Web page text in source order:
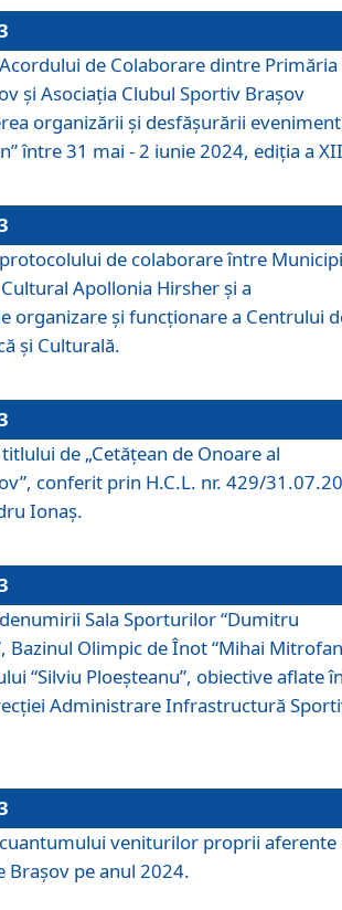
de Colaborare dintre Primăria
și Asociația Clubul Sportiv Brașov
organizării și desfășurării
între 31 mai - 2 iunie 2024, ediția a
de colaborare între
Apollonia Hirsher și a
organizare și funcționare a Centrului
și Culturală.
de „Cetățean de Onoare al
conferit prin H.C.L. nr. 429/
Ionaș.
Sala Sporturilor “Dumitru
Bazinul Olimpic de Înot “Mihai
“Silviu Ploeșteanu”, obiective aflate
Administrare Infrastructură
veniturilor proprii aferente
Braşov pe anul 2024.